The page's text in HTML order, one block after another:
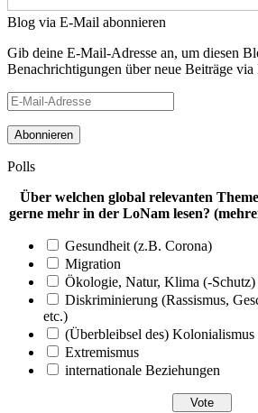
Blog via E-Mail abonnieren
Gib deine E-Mail-Adresse an, um diesen
Benachrichtigungen über neue Beiträge
E-
Mail-
Adresse
Polls
Über welchen global relevanten
gerne mehr in der LoNam lesen?
Gesundheit (z.B. Corona)
Migration
Ökologie, Natur, Klima (-Schutz)
Diskriminierung (Rassismus,
etc.)
(Überbleibsel des) Kolonialismus
Extremismus
internationale Beziehungen